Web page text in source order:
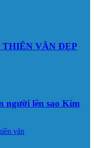
VĂN ĐẸP
người lên sao Kim
văn